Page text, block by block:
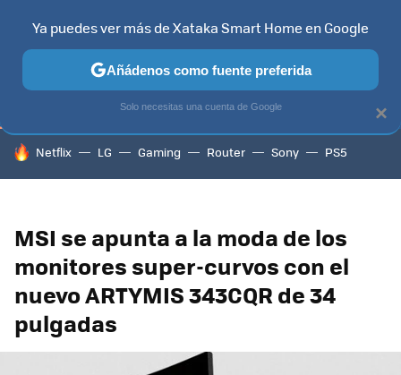
TELEVISORES CONTENIDOS SMART TV SELECCIÓN
HOY SE HABLA DE
Netflix LG Gaming Router Sony PS5
MSI se apunta a la moda de los
monitores super-curvos con el
nuevo ARTYMIS 343CQR de 34
pulgadas
×
Ya puedes ver más de Xataka Smart Home en Google
Añádenos como fuente preferida
Solo necesitas una cuenta de Google